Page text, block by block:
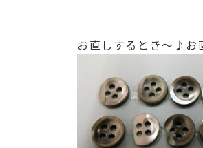
お直しするとき～♪